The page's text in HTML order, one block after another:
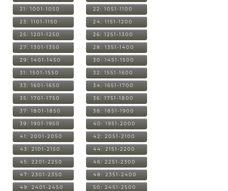
21: 1001-1050 22: 1051-1100
23: 1101-1150 24: 1151-1200
25: 1201-1250 26: 1251-1300
27: 1301-1350 28: 1351-1400
29: 1401-1450 30: 1451-1500
31: 1501-1550 32: 1551-1600
33: 1601-1650 34: 1651-1700
35: 1701-1750 36: 1751-1800
37: 1801-1850 38: 1851-1900
39: 1901-1950 40: 1951-2000
41: 2001-2050 42: 2051-2100
43: 2101-2150 44: 2151-2200
45: 2201-2250 46: 2251-2300
47: 2301-2350 48: 2351-2400
49: 2401-2450 50: 2451-2500